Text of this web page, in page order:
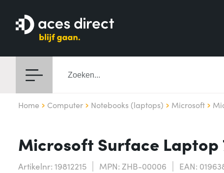
Home Computer Notebooks (laptops) Microsoft
Microsoft Surface Laptop
Artikelnr: 19812215 MPN: ZHB-00006 EAN: